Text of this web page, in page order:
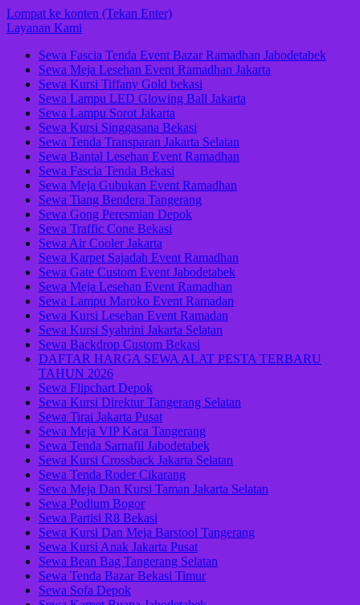
Lompat ke konten (Tekan Enter)
Layanan Kami
Sewa Fascia Tenda Event Bazar Ramadhan Jabodetabek
Sewa Meja Lesehan Event Ramadhan Jakarta
Sewa Kursi Tiffany Gold bekasi
Sewa Lampu LED Glowing Ball Jakarta
Sewa Lampu Sorot Jakarta
Sewa Kursi Singgasana Bekasi
Sewa Tenda Transparan Jakarta Selatan
Sewa Bantal Lesehan Event Ramadhan
Sewa Fascia Tenda Bekasi
Sewa Meja Gubukan Event Ramadhan
Sewa Tiang Bendera Tangerang
Sewa Gong Peresmian Depok
Sewa Traffic Cone Bekasi
Sewa Air Cooler Jakarta
Sewa Karpet Sajadah Event Ramadhan
Sewa Gate Custom Event Jabodetabek
Sewa Meja Lesehan Event Ramadhan
Sewa Lampu Maroko Event Ramadan
Sewa Kursi Lesehan Event Ramadan
Sewa Kursi Syahrini Jakarta Selatan
Sewa Backdrop Custom Bekasi
DAFTAR HARGA SEWA ALAT PESTA TERBARU
TAHUN 2026
Sewa Flipchart Depok
Sewa Kursi Direktur Tangerang Selatan
Sewa Tirai Jakarta Pusat
Sewa Meja VIP Kaca Tangerang
Sewa Tenda Sarnafil Jabodetabek
Sewa Kursi Crossback Jakarta Selatan
Sewa Tenda Roder Cikarang
Sewa Meja Dan Kursi Taman Jakarta Selatan
Sewa Podium Bogor
Sewa Partisi R8 Bekasi
Sewa Kursi Dan Meja Barstool Tangerang
Sewa Kursi Anak Jakarta Pusat
Sewa Bean Bag Tangerang Selatan
Sewa Tenda Bazar Bekasi Timur
Sewa Sofa Depok